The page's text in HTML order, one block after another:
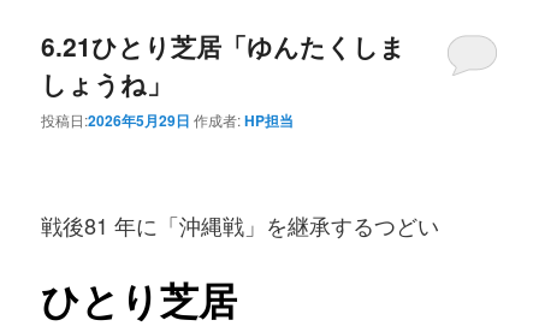
6.21ひとり芝居「ゆんたくしま
しょうね」
投稿日:2026年5月29日 作成者:HP担当
戦後81 年に「沖縄戦」を継承するつどい
ひとり芝居